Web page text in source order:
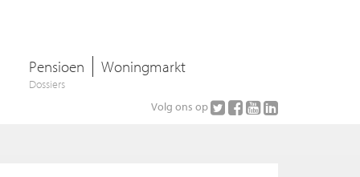
Pensioen Woningmarkt
Dossiers
Volg ons op